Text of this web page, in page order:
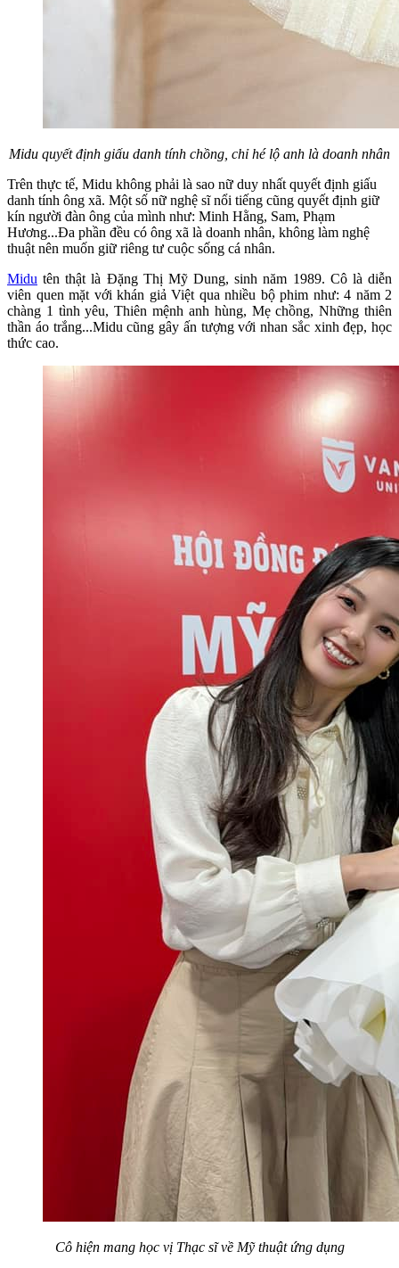
Midu quyết định giấu danh tính chồng, chỉ hé lộ anh là doanh nhân
Trên thực tế, Midu không phải là sao nữ duy nhất quyết định giấu
danh tính ông xã. Một số nữ nghệ sĩ nổi tiếng cũng quyết định giữ
kín người đàn ông của mình như: Minh Hằng, Sam, Phạm
Hương...Đa phần đều có ông xã là doanh nhân, không làm nghệ
thuật nên muốn giữ riêng tư cuộc sống cá nhân.
Midu tên thật là Đặng Thị Mỹ Dung, sinh năm 1989. Cô là diễn
viên quen mặt với khán giả Việt qua nhiều bộ phim như: 4 năm 2
chàng 1 tình yêu, Thiên mệnh anh hùng, Mẹ chồng, Những thiên
thần áo trắng...Midu cũng gây ấn tượng với nhan sắc xinh đẹp, học
thức cao.
Cô hiện mang học vị Thạc sĩ về Mỹ thuật ứng dụng